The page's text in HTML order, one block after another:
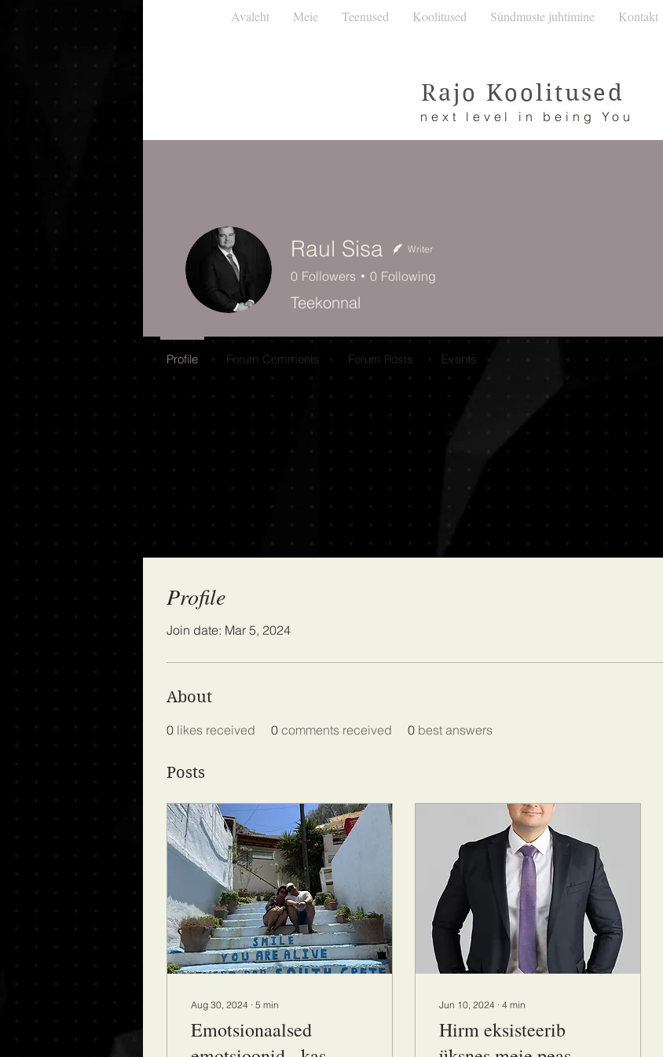
Avaleht Meie Teenused Koolitused Sündmuste juhtimine Kontakt
Rajo Koolitused
next level in being You
Profile
Join date: Mar 5, 2024
About
0 likes received 0 comments received 0 best answers
Posts
Aug 30, 2024 ∙ 5 min
Emotsionaalsed
Jun 10, 2024 ∙ 4 min
Hirm eksisteerib
Raul Sisa Writer
0 Followers 0 Following
Teekonnal
Profile Forum Comments Forum Posts Events